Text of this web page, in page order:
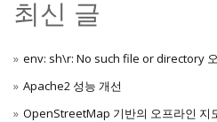
최신 글
env: sh\r: No such file or directory
Apache2 성능 개선
OpenStreetMap 기반의 오프라인 지